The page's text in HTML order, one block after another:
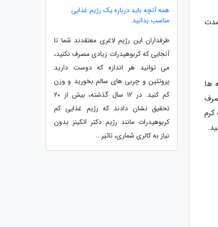
ها
همه آنچه باید درباره یک رژیم غذایی
مناسب بدانید
طرفداران این رژیم لاغری معتقدند شما تا
آنجایی که کربوهیدرات زیادی مصرف نکنید،
می توانید هر اندازه که دوست دارید
پروتئین و چربی های سالم بخورید و وزن
کم کنید. در 12 سال گذشته، بیش از 20
تحقیق نشان دادند که رژیم غذایی کم
کربوهیدرات مانند رژیم دکتر اتکینز بدون
نیاز به کالری شماری، تاثیر...